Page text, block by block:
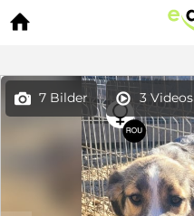

 7 Bilder  3 Videos